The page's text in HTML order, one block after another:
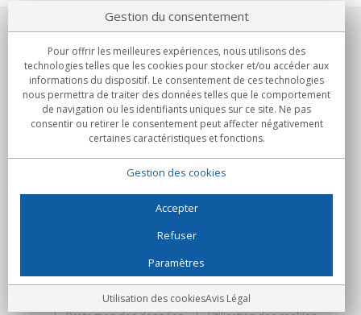
Notre société
Engagements
Achats
C/Flassaders, 13, Nave 6, 08130 Santa Perpètua de Mogoda
(Barcelone) - Espagne
Folie Numérique - Tous droits réservés
Gestion du consentement
Pour offrir les meilleures expériences, nous utilisons des
technologies telles que les cookies pour stocker et/ou accéder aux
informations du dispositif. Le consentement de ces technologies
nous permettra de traiter des données telles que le comportement
de navigation ou les identifiants uniques sur ce site. Ne pas
consentir ou retirer le consentement peut affecter négativement
certaines caractéristiques et fonctions.
Gestion des cookies
Accepter
Refuser
Paramètres
Utilisation des cookiesAvis Légal